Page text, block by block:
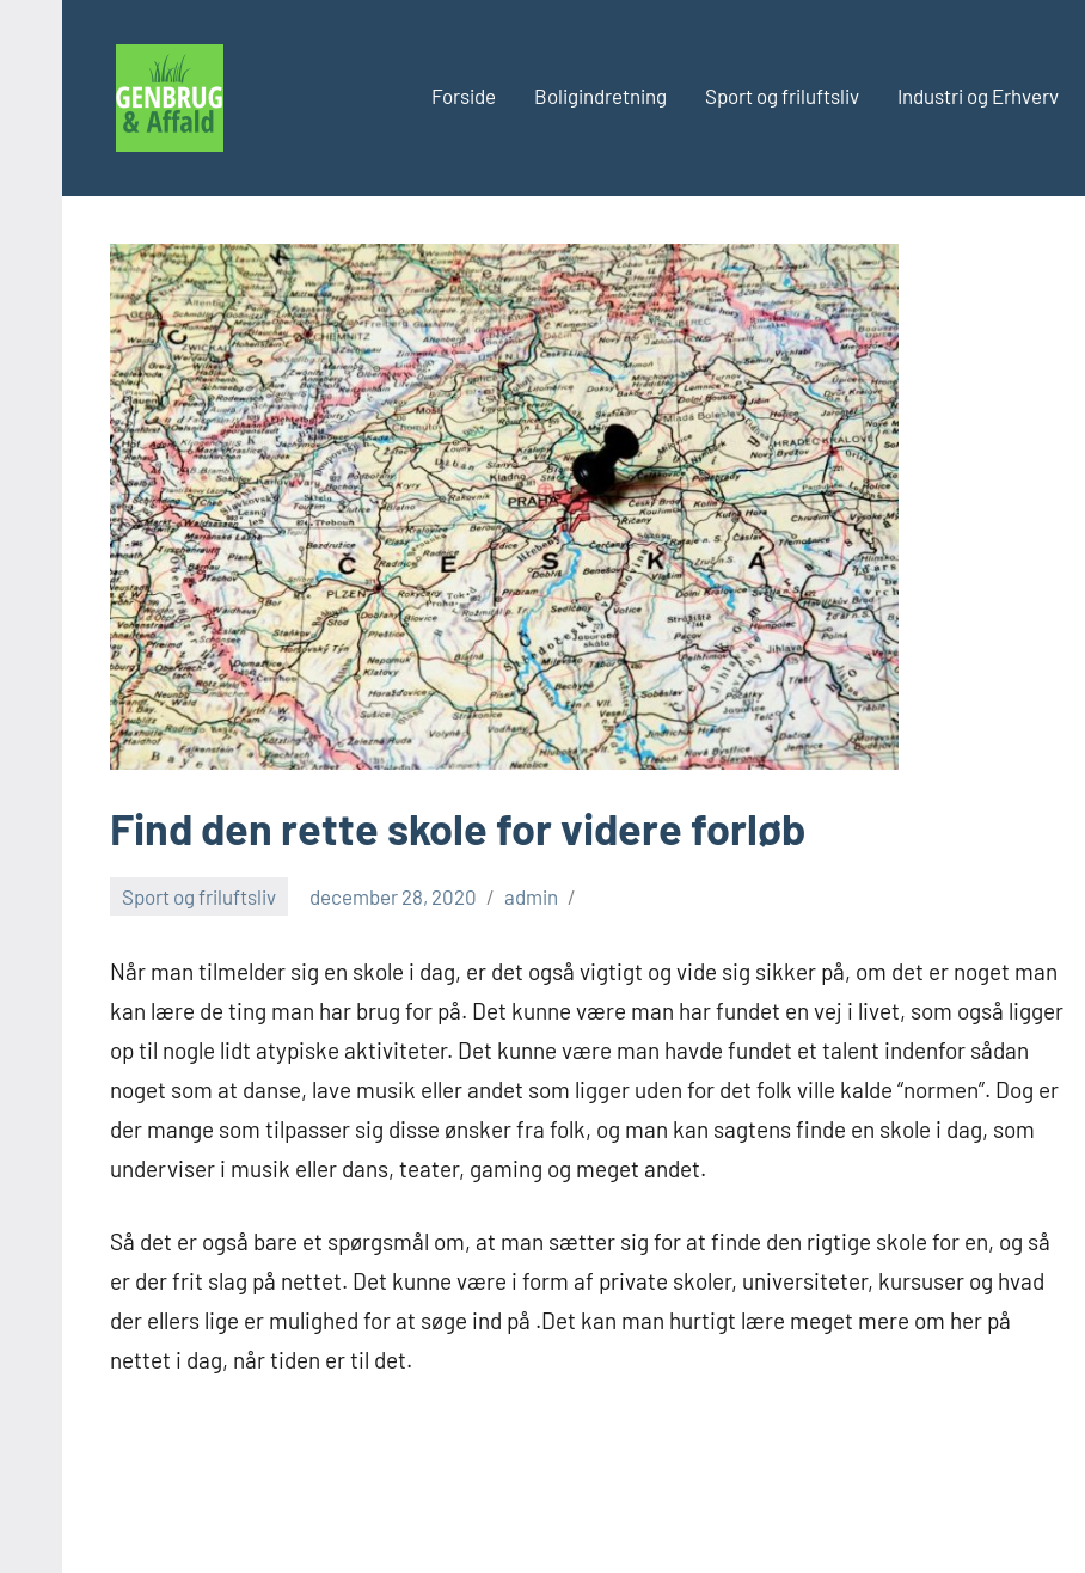
indhold
og
affald
Forside Boligindretning Sport og friluftsliv Industri og Erhverv
Find den rette skole for videre forløb
Sport og friluftsliv december 28, 2020 admin
Når man tilmelder sig en skole i dag, er det også vigtigt og vide sig sikker på, om det er noget man
kan lære de ting man har brug for på. Det kunne være man har fundet en vej i livet, som også ligger
op til nogle lidt atypiske aktiviteter. Det kunne være man havde fundet et talent indenfor sådan
noget som at danse, lave musik eller andet som ligger uden for det folk ville kalde “normen”. Dog er
der mange som tilpasser sig disse ønsker fra folk, og man kan sagtens finde en skole i dag, som
underviser i musik eller dans, teater, gaming og meget andet.
Så det er også bare et spørgsmål om, at man sætter sig for at finde den rigtige skole for en, og så
er der frit slag på nettet. Det kunne være i form af private skoler, universiteter, kursuser og hvad
der ellers lige er mulighed for at søge ind på .Det kan man hurtigt lære meget mere om her på
nettet i dag, når tiden er til det.